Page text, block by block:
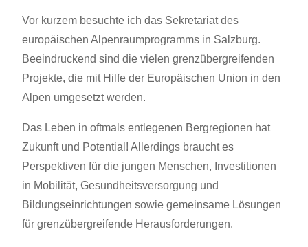
Vor kurzem besuchte ich das Sekretariat des
europäischen Alpenraumprogramms in Salzburg.
Beeindruckend sind die vielen grenzübergreifenden
Projekte, die mit Hilfe der Europäischen Union in den
Alpen umgesetzt werden.
Das Leben in oftmals entlegenen Bergregionen hat
Zukunft und Potential! Allerdings braucht es
Perspektiven für die jungen Menschen, Investitionen
in Mobilität, Gesundheitsversorgung und
Bildungseinrichtungen sowie gemeinsame Lösungen
für grenzübergreifende Herausforderungen.